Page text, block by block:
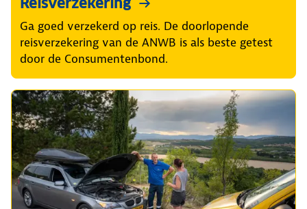
Ga goed verzekerd op reis. De doorlopende
reisverzekering van de ANWB is als beste getest
door de Consumentenbond.